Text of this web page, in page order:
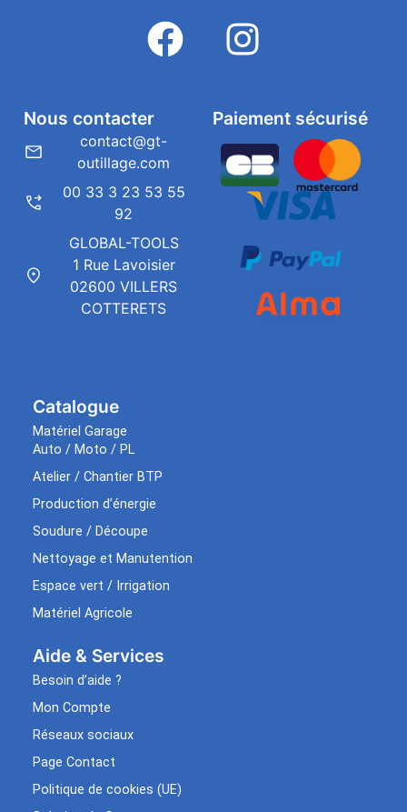
Catalogue
Matériel Garage
Auto / Moto / PL
Atelier / Chantier BTP
Production d’énergie
Soudure / Découpe
Nettoyage et Manutention
Espace vert / Irrigation
Matériel Agricole
Aide & Services​
Besoin d’aide ?
Mon Compte
Réseaux sociaux
Page Contact
Politique de cookies (UE)
Paiement sécurisé
Nous contacter
contact@gt-
outillage.com
00 33 3 23 53 55
92
GLOBAL-TOOLS
1 Rue Lavoisier
02600 VILLERS
COTTERETS